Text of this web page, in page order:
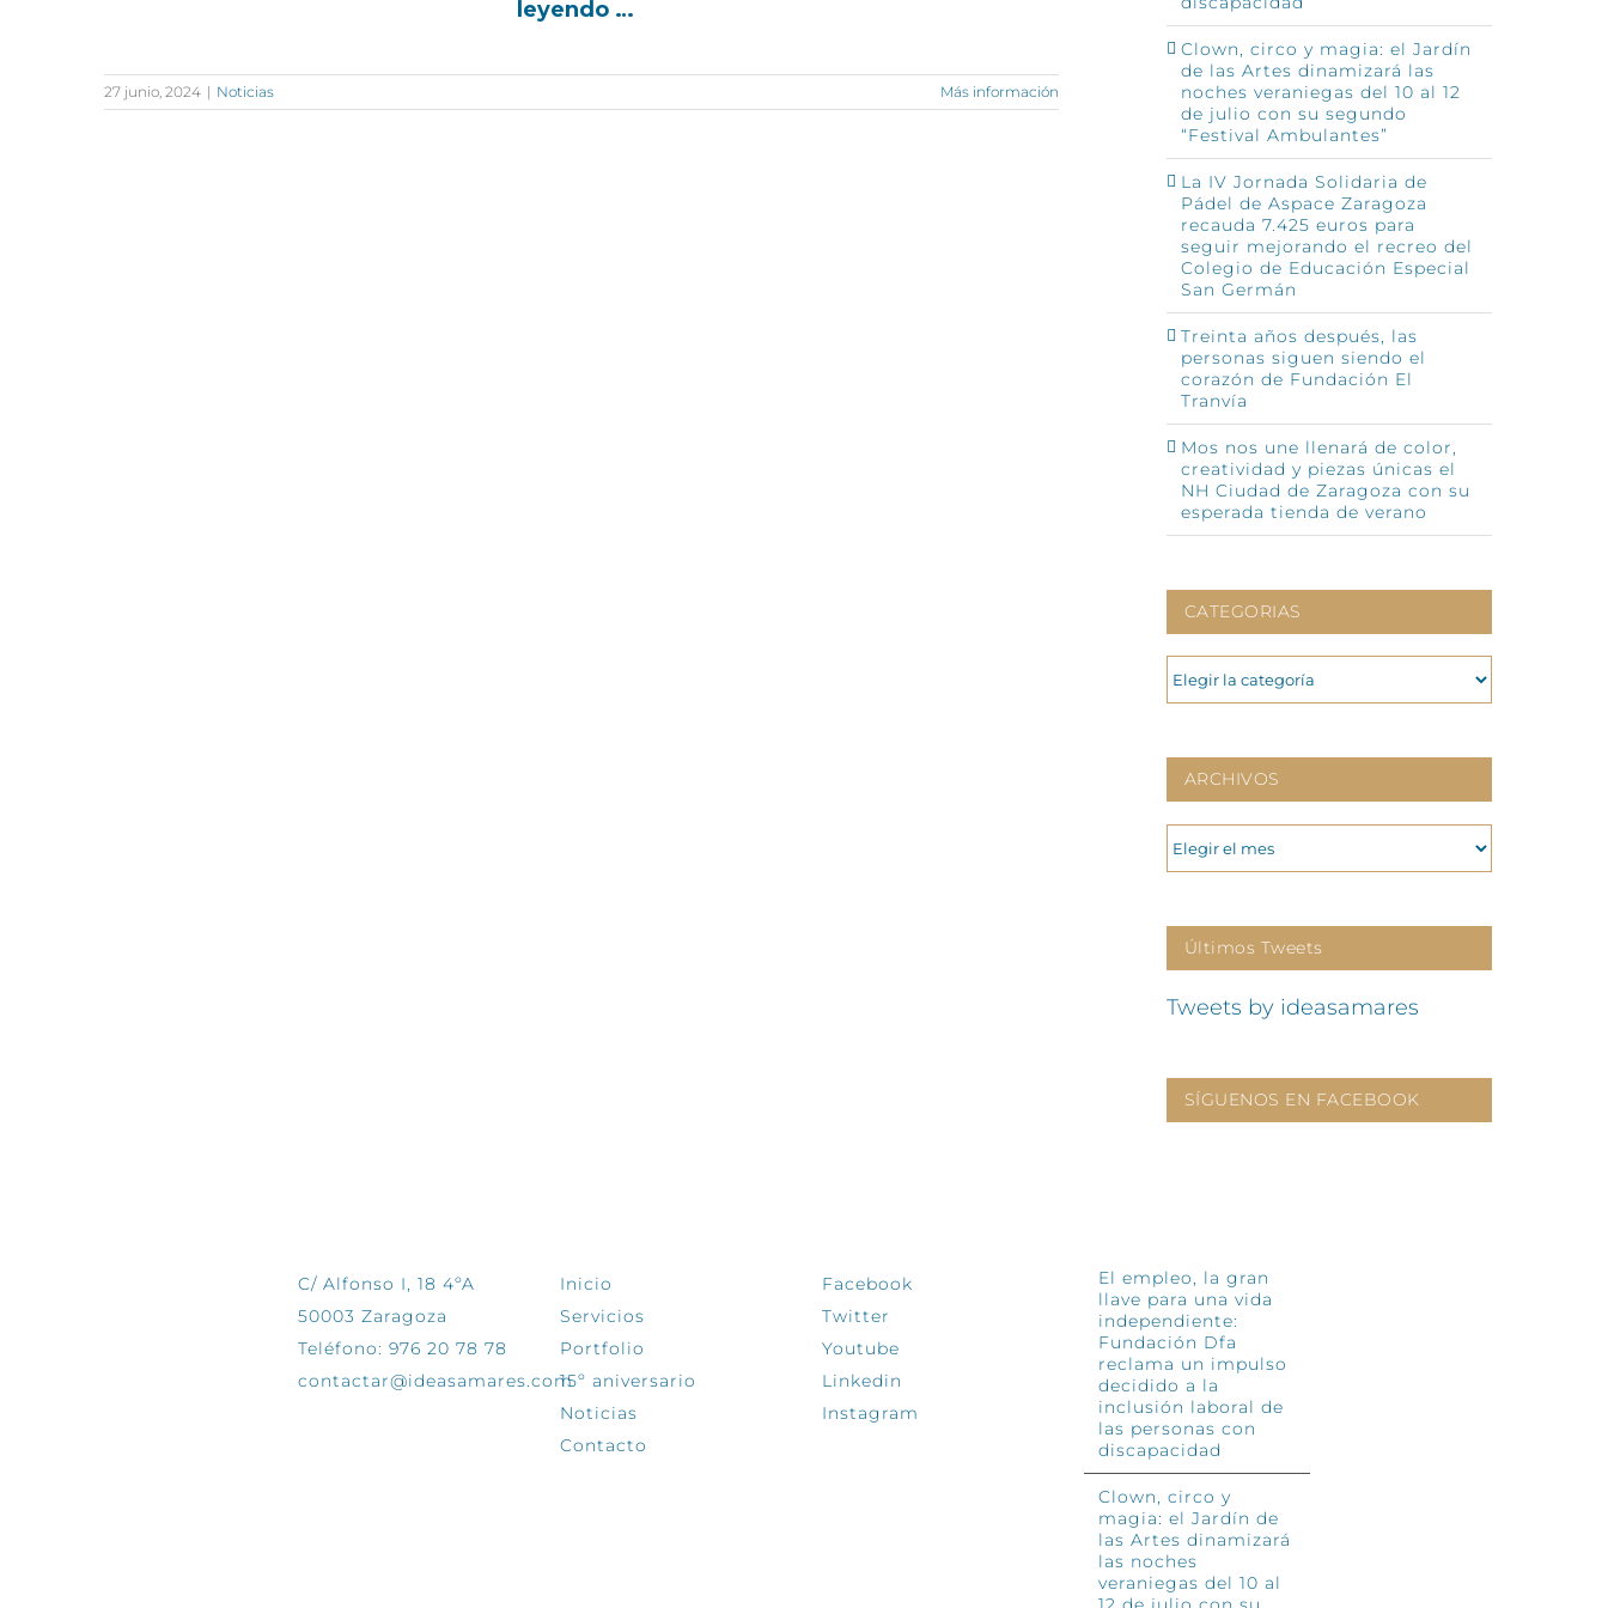
leyendo …
27 junio, 2024 | Noticias Más información
Clown, circo y magia: el Jardín
de las Artes dinamizará las
noches veraniegas del 10 al 12
de julio con su segundo
“Festival Ambulantes”
La IV Jornada Solidaria de
Pádel de Aspace Zaragoza
recauda 7.425 euros para
seguir mejorando el recreo del
Colegio de Educación Especial
San Germán
Treinta años después, las
personas siguen siendo el
corazón de Fundación El
Tranvía
Mos nos une llenará de color,
creatividad y piezas únicas el
NH Ciudad de Zaragoza con su
esperada tienda de verano
CATEGORIAS
CATEGORIAS
ARCHIVOS
ARCHIVOS
Últimos Tweets
Tweets by ideasamares
SÍGUENOS EN FACEBOOK
C/ Alfonso I, 18 4ºA
50003 Zaragoza
Teléfono: 976 20 78 78
contactar@ideasamares.com
Inicio
Servicios
Portfolio
15º aniversario
Noticias
Contacto
Facebook
Twitter
Youtube
Linkedin
Instagram
El empleo, la gran
llave para una vida
independiente:
Fundación Dfa
reclama un impulso
decidido a la
inclusión laboral de
las personas con
discapacidad
Clown, circo y
magia: el Jardín de
las Artes dinamizará
las noches
veraniegas del 10 al